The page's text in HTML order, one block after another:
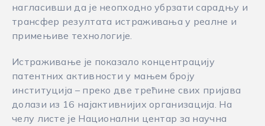
нагласивши да је неопходно убрзати сарадњу и
трансфер резултата истраживања у реалне и
примењиве технологије.
Истраживање је показало концентрацију
патентних активности у мањем броју
институција – преко две трећине свих пријава
долази из 16 најактивнијих организација. На
челу листе је Национални центар за научна